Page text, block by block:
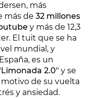
más
más de 32 millones
y más de 12,3
El tuit que se ha
mundial, y
es un
Limonada 2.0" y se
de su vuelta
y ansiedad.